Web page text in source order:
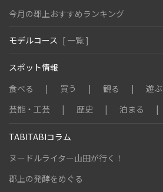
今月の郡上おすすめランキング
モデルコース [ 一覧 ]
スポット情報
食べる
買う 観る
遊ぶ
芸能・工芸
歴史 泊まる
TABITABIコラム
ヌードルライター山田が行く！
郡上の発酵をめぐる